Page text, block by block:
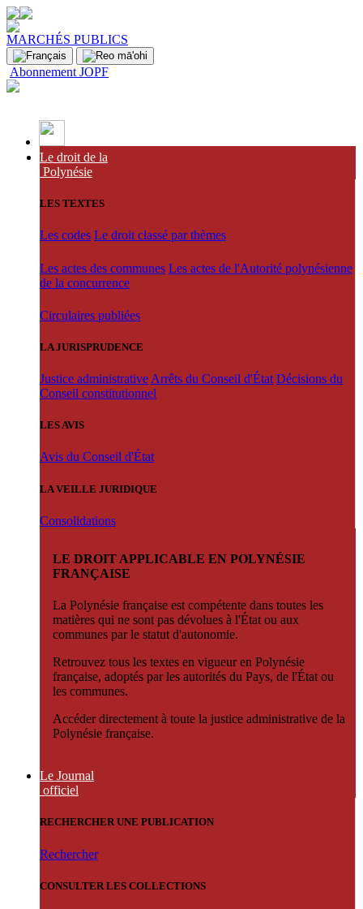
MARCHÉS PUBLICS
Abonnement JOPF
Le droit de la
Polynésie
LES TEXTES
Les codes Le droit classé par thèmes
Les actes des communes Les actes de l'Autorité polynésienne
de la concurrence
Circulaires publiées
LA JURISPRUDENCE
Justice administrative Arrêts du Conseil d'État Décisions du
Conseil constitutionnel
LES AVIS
Avis du Conseil d'État
LA VEILLE JURIDIQUE
Consolidations
LE DROIT APPLICABLE EN POLYNÉSIE
FRANÇAISE
La Polynésie française est compétente dans toutes les
matières qui ne sont pas dévolues à l'État ou aux
communes par le statut d'autonomie.
Retrouvez tous les textes en vigueur en Polynésie
française, adoptés par les autorités du Pays, de l'État ou
les communes.
Accéder directement à toute la justice administrative de la
Polynésie française.
Le Journal
officiel
RECHERCHER UNE PUBLICATION
Rechercher
CONSULTER LES COLLECTIONS